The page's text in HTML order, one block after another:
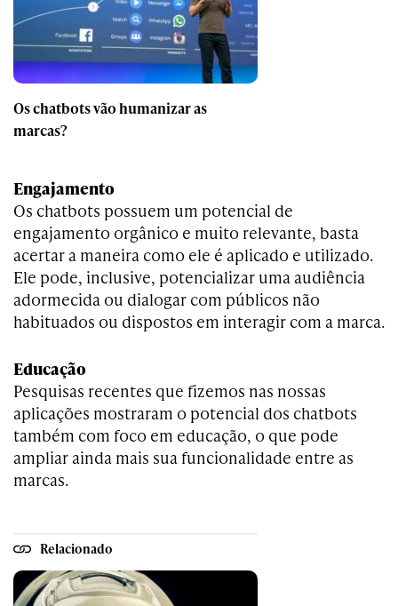
Os chatbots vão humanizar as
marcas?
Engajamento
Os chatbots possuem um potencial de
engajamento orgânico e muito relevante, basta
acertar a maneira como ele é aplicado e utilizado.
Ele pode, inclusive, potencializar uma audiência
adormecida ou dialogar com públicos não
habituados ou dispostos em interagir com a marca.
Educação
Pesquisas recentes que fizemos nas nossas
aplicações mostraram o potencial dos chatbots
também com foco em educação, o que pode
ampliar ainda mais sua funcionalidade entre as
marcas.
Relacionado